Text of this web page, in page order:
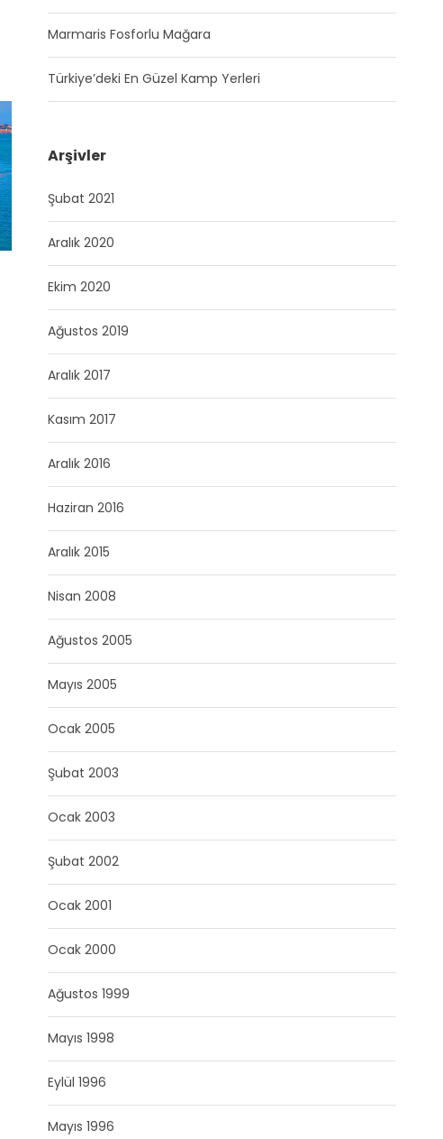
Marmaris Fosforlu Mağara
Türkiye’deki En Güzel Kamp Yerleri
Arşivler
Şubat 2021
Aralık 2020
Ekim 2020
Ağustos 2019
Aralık 2017
Kasım 2017
Aralık 2016
Haziran 2016
Aralık 2015
Nisan 2008
Ağustos 2005
Mayıs 2005
Ocak 2005
Şubat 2003
Ocak 2003
Şubat 2002
Ocak 2001
Ocak 2000
Ağustos 1999
Mayıs 1998
Eylül 1996
Mayıs 1996